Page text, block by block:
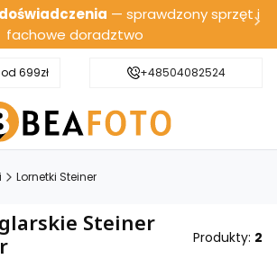
— sprawdzony sprzęt i
fachowe doradztwo
699zł Bezpieczna wysyłka
+48504082524
Lornetki Steiner
Steiner
Produkty: 2